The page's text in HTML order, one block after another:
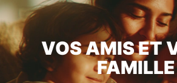
VOS AMIS ET
FAMILLE